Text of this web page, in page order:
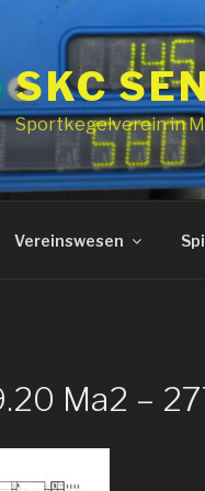
SKC
Sportkegelverein in
Vereinswesen
Ma2 –